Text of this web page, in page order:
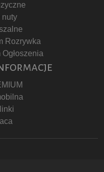
nuty
Rozrywka